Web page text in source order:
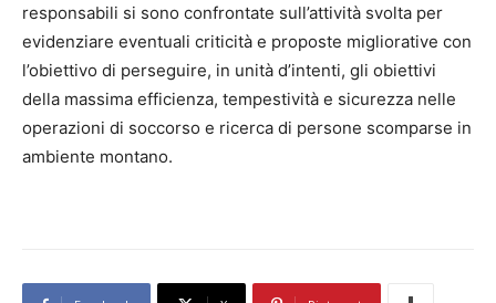
responsabili si sono confrontate sull’attività svolta per
evidenziare eventuali criticità e proposte migliorative con
l’obiettivo di perseguire, in unità d’intenti, gli obiettivi
della massima efficienza, tempestività e sicurezza nelle
operazioni di soccorso e ricerca di persone scomparse in
ambiente montano.